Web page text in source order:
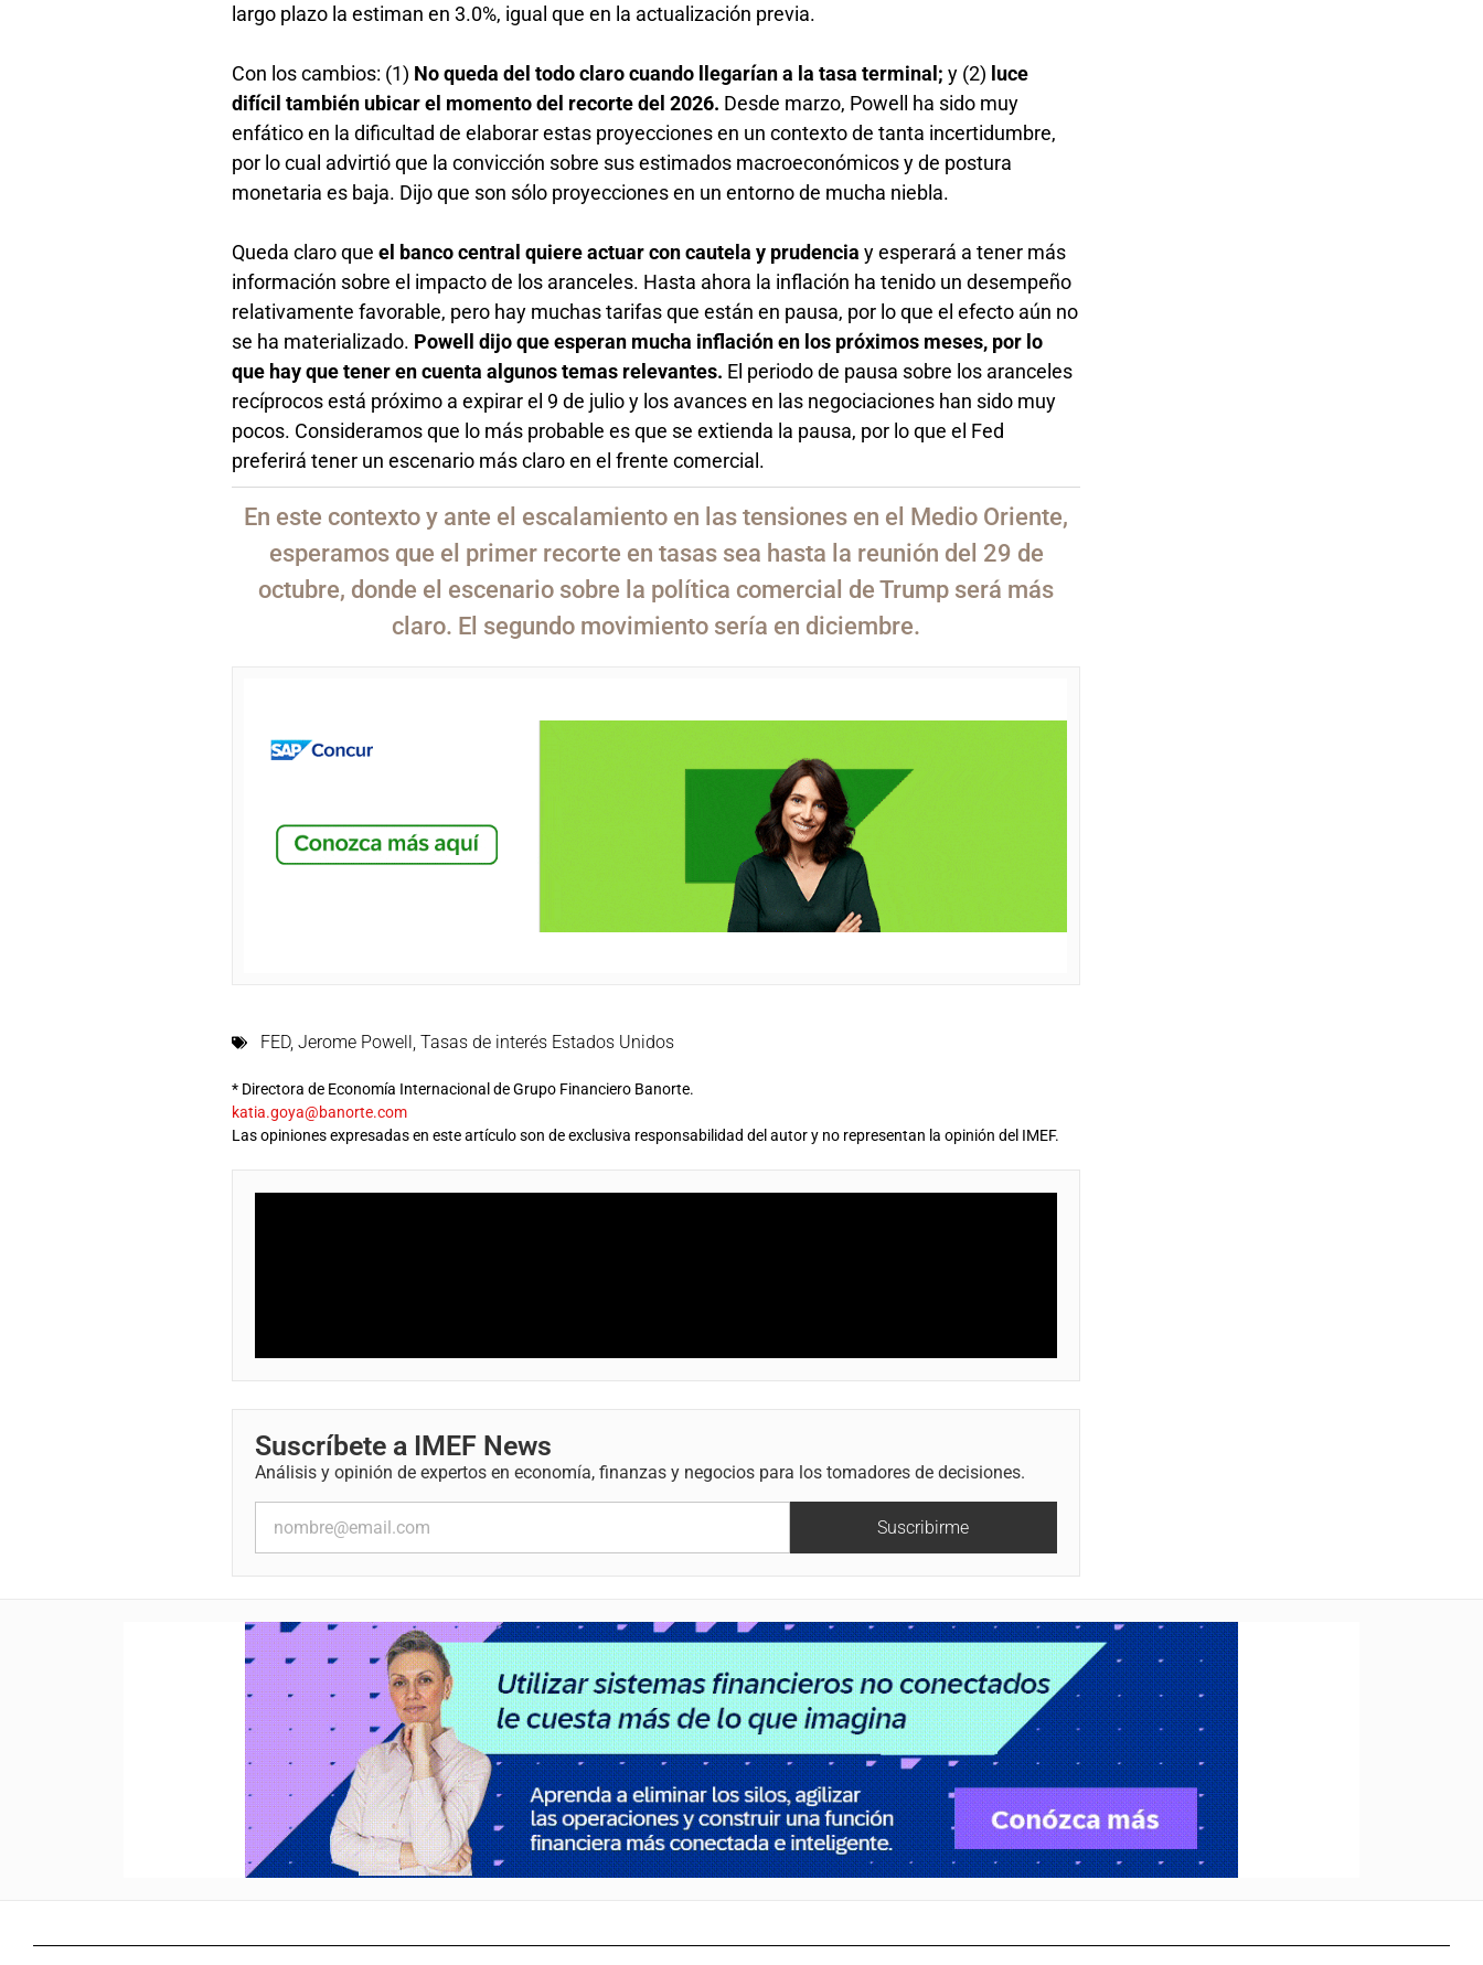
largo plazo la estiman en 3.0%, igual que en la actualización previa.
Con los cambios: (1) No queda del todo claro cuando llegarían a la tasa terminal;y (2) luce
difícil también ubicar el momento del recorte del 2026. Desde marzo, Powell ha sido muy
enfático en la dificultad de elaborar estas proyecciones en un contexto de tanta incertidumbre,
por lo cual advirtió que la convicción sobre sus estimados macroeconómicos y de postura
monetaria es baja. Dijo que son sólo proyecciones en un entorno de mucha niebla.
Queda claro queel banco central quiere actuar con cautela y prudenciay esperará a tener más
información sobre el impacto de los aranceles. Hasta ahora la inflación ha tenido un desempeño
relativamente favorable, pero hay muchas tarifas que están en pausa, por lo que el efecto aún no
se ha materializado. Powell dijo que esperan mucha inflación en los próximos meses, por lo
que hay que tener en cuenta algunos temas relevantes. El periodo de pausa sobre los aranceles
recíprocos está próximo a expirar el 9 de julio y los avances en las negociaciones han sido muy
pocos. Consideramos que lo más probable es que se extienda la pausa, por lo que el Fed
preferirá tener un escenario más claro en el frente comercial.
En este contexto y ante el escalamiento en las tensiones en el Medio Oriente,
esperamos que el primer recorte en tasas sea hasta la reunión del 29 de
octubre, donde el escenario sobre la política comercial de Trump será más
claro. El segundo movimiento sería en diciembre.
FED,Jerome Powell,Tasas de interés Estados Unidos
* Directora de Economía Internacional de Grupo Financiero Banorte.
katia.goya@banorte.com
Las opiniones expresadas en este artículo son de exclusiva responsabilidad del autor y no representan la opinión del IMEF.
Suscríbete a IMEF News
Análisis y opinión de expertos en economía, finanzas y negocios para los tomadores de decisiones.
Suscribirme